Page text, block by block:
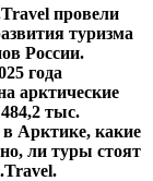
провели
туризма
России.
года
арктические
тыс.
в Арктике, какие
ли туры стоят